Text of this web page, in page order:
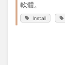
軟體。
Install